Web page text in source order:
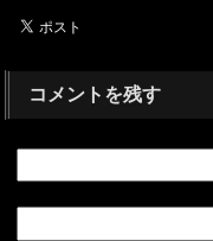
コメントを残す